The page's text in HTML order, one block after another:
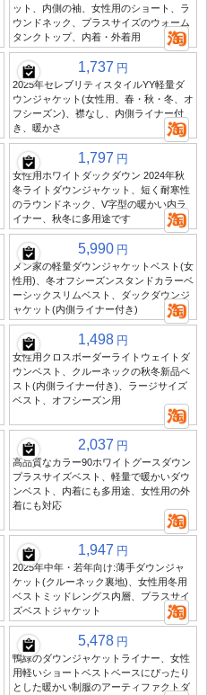
ット、内側の袖、女性用のショート、ラ
ウンドネック、プラスサイズのウォーム
タンクトップ、内着・外着用
1,737 円
2025年セレブリティスタイルYY軽量ダ
ウンジャケット(女性用、春・秋・冬、オ
フシーズン)、襟なし、内側ライナー付
き、暖かさ
1,797 円
女性用ホワイトダックダウン 2024年秋
冬ライトダウンジャケット、短く耐寒性
のラウンドネック、V字型の暖かい内ラ
イナー、秋冬に多用途です
5,990 円
メン家の軽量ダウンジャケットベスト(女
性用)、冬オフシーズンスタンドカラーベ
ーシックスリムベスト、ダックダウンジ
ャケット(内側ライナー付き)
1,498 円
女性用クロスボーダーライトウェイトダ
ウンベスト、クルーネックの秋冬新品ベ
スト(内側ライナー付き)、ラージサイズ
ベスト、オフシーズン用
2,037 円
高品質なカラー90ホワイトグースダウン
プラスサイズベスト、軽量で暖かいダウ
ンベスト、内着にも多用途、女性用の外
着にも対応
1,947 円
2025年中年・若年向け:薄手ダウンジャ
ケット(クルーネック裏地)、女性用冬用
ベストミッドレングス内層、プラスサイ
ズベストジャケット
5,478 円
鴨緑のダウンジャケットライナー、女性
用軽いショートベストベースにぴったり
とした暖かい制服のアーティファクトダ